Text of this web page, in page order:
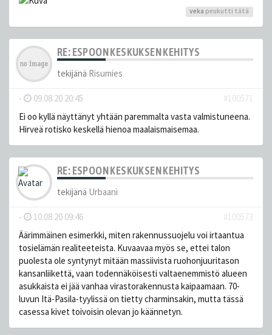
veka peukutti tätä
RE: ESPOON KESKUKSEN KEHITYS
tekijänä Risumies
- 09.08.20 20:45
#100571
Ei oo kyllä näyttänyt yhtään paremmalta vasta valmistuneena.
Hirveä rotisko keskellä hienoa maalaismaisemaa.
RE: ESPOON KESKUKSEN KEHITYS
tekijänä Urbaani
- 10.08.20 09:46
#100573
Äärimmäinen esimerkki, miten rakennussuojelu voi irtaantua
tosielämän realiteeteista. Kuvaavaa myös se, ettei talon
puolesta ole syntynyt mitään massiivista ruohonjuuritason
kansanliikettä, vaan todennäköisesti valtaenemmistö alueen
asukkaista ei jää vanhaa virastorakennusta kaipaamaan. 70-
luvun Itä-Pasila-tyylissä on tietty charminsakin, mutta tässä
casessa kivet toivoisin olevan jo käännetyn.